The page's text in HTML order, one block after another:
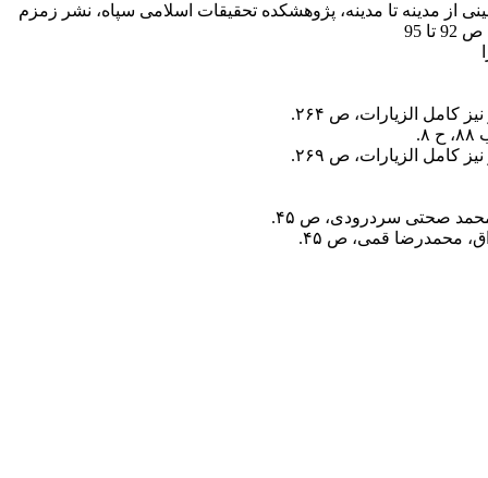
از مدینه تا مدینه، پژوهشکده تحقیقات اسلامی سپاه، نشر زمزم
کامل الزیارات، ص ۲۶۴.
صحتی سردرودی، ص ۴۵.
محمدرضا قمی، ص ۴۵.